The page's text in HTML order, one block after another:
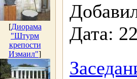
[Диорама
"Штурм
крепости
Измаил"]
Дата: